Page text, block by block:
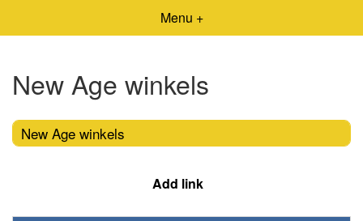
Menu +
New Age winkels
New Age winkels
Add link